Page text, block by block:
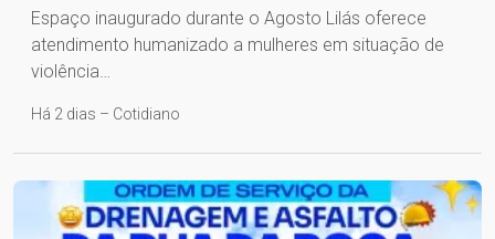
Espaço inaugurado durante o Agosto Lilás oferece
atendimento humanizado a mulheres em situação de
violência…
Há 2 dias – Cotidiano